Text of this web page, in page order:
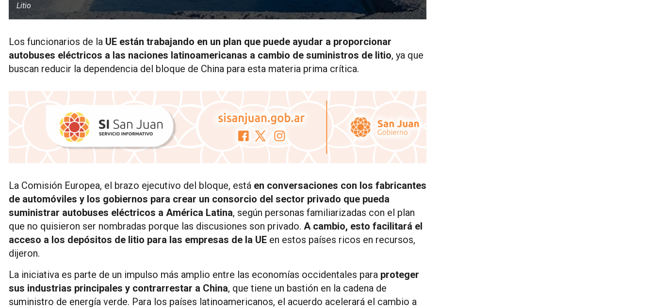
Litio
Los funcionarios de la UE están trabajando en un plan que puede ayudar a proporcionar
autobuses eléctricos a las naciones latinoamericanas a cambio de suministros de litio, ya que
buscan reducir la dependencia del bloque de China para esta materia prima crítica.
La Comisión Europea, el brazo ejecutivo del bloque, está en conversaciones con los fabricantes
de automóviles y los gobiernos para crear un consorcio del sector privado que pueda
suministrar autobuses eléctricos a América Latina, según personas familiarizadas con el plan
que no quisieron ser nombradas porque las discusiones son privado. A cambio, esto facilitará el
acceso a los depósitos de litio para las empresas de la UE en estos países ricos en recursos,
dijeron.
La iniciativa es parte de un impulso más amplio entre las economías occidentales para proteger
sus industrias principales y contrarrestar a China, que tiene un bastión en la cadena de
suministro de energía verde. Para los países latinoamericanos, el acuerdo acelerará el cambio a